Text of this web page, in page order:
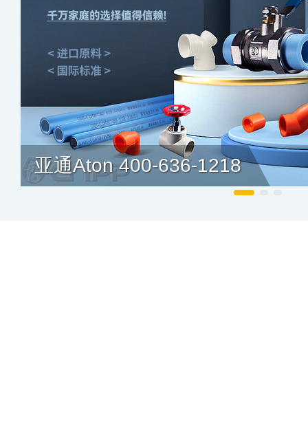
亚通Aton 400-636-1218